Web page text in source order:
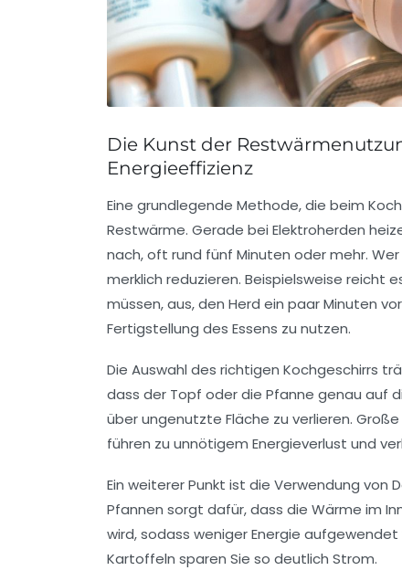
Die Kunst der
Energieeffizienz
Eine grundlegende Methode, die beim
Restwärme. Gerade bei Elektroherden
nach, oft rund fünf Minuten oder mehr.
merklich reduzieren. Beispielsweise reicht
müssen, aus, den Herd ein paar Minuten
Fertigstellung des Essens zu nutzen.
Die Auswahl des richtigen Kochgeschirrs
dass der Topf oder die Pfanne genau auf
über ungenutzte Fläche zu verlieren.
führen zu unnötigem Energieverlust und
Ein weiterer Punkt ist die Verwendung von
Pfannen sorgt dafür, dass die Wärme im
wird, sodass weniger Energie
Kartoffeln sparen Sie so deutlich Strom.